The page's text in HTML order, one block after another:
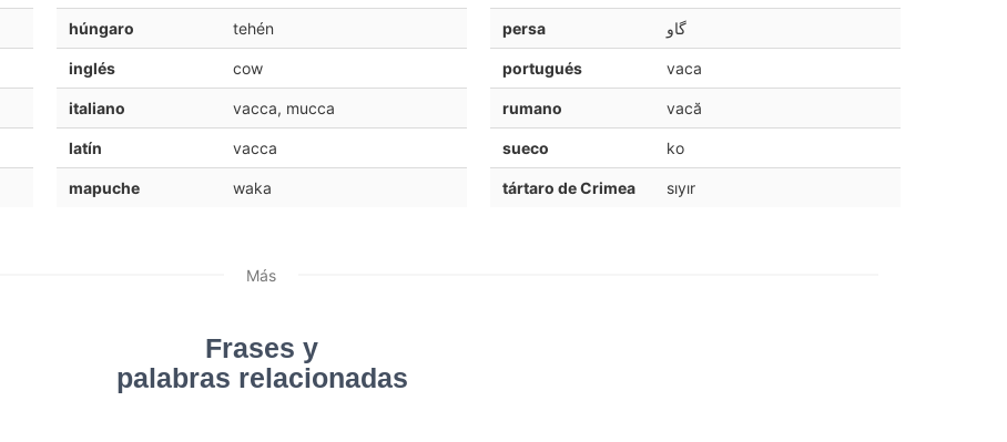
húngaro tehén
inglés cow
italiano vacca, mucca
latín vacca
mapuche waka
persa گاو
portugués vaca
rumano vacă
sueco ko
tártaro de Crimea sıyır
Más
Frases y
palabras relacionadas